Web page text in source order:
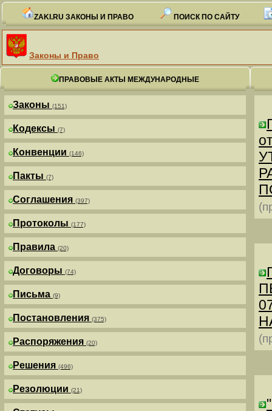
ZAKI.RU ЗАКОНЫ И ПРАВО ПОИСК ПО САЙТУ
Законы и Право
ПРАВОВЫЕ АКТЫ МЕЖДУНАРОДНЫЕ
Законы (151)
Кодексы (7)
Конвенции (146)
Пакты (7)
Соглашения (397)
Протоколы (177)
Правила (20)
Договоры (74)
Письма (9)
Постановления (375)
Распоряжения (20)
Решения (496)
Резолюции (21)